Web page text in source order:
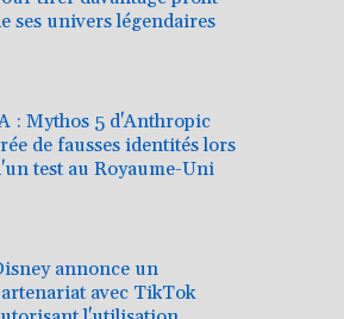
ses univers légendaires
: Mythos 5 d'Anthropic
de fausses identités lors
test au Royaume-Uni
annonce un
avec TikTok